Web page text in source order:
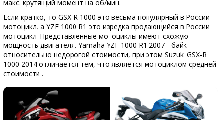
макс. крутящий момент на об/мин.
Если кратко, то GSX-R 1000 это весьма популярный в России
мотоцикл, а YZF 1000 R1 это изредка продающийся в России
мотоцикл. Представленные мотоциклы имеют схожую
мощность двигателя. Yamaha YZF 1000 R1 2007 - байк
относительно недорогой стоимости, при этом Suzuki GSX-R
1000 2014 отличается тем, что является мотоциклом средней
стоимости .